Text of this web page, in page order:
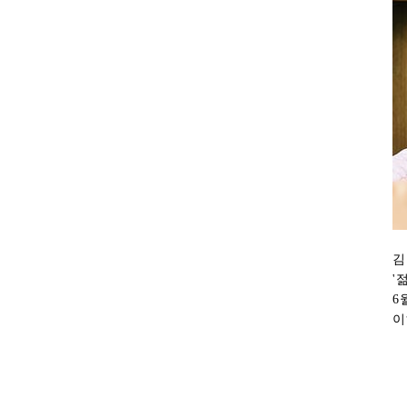
'
6